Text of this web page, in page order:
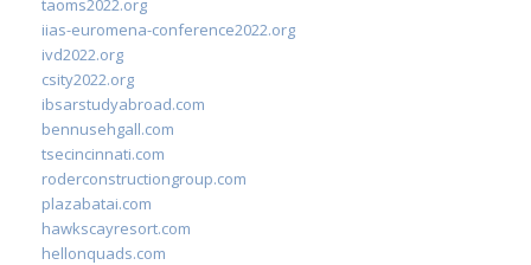
iias-euromena-conference2022.org
ivd2022.org
csity2022.org
ibsarstudyabroad.com
bennusehgall.com
tsecincinnati.com
roderconstructiongroup.com
plazabatai.com
hawkscayresort.com
hellonquads.com